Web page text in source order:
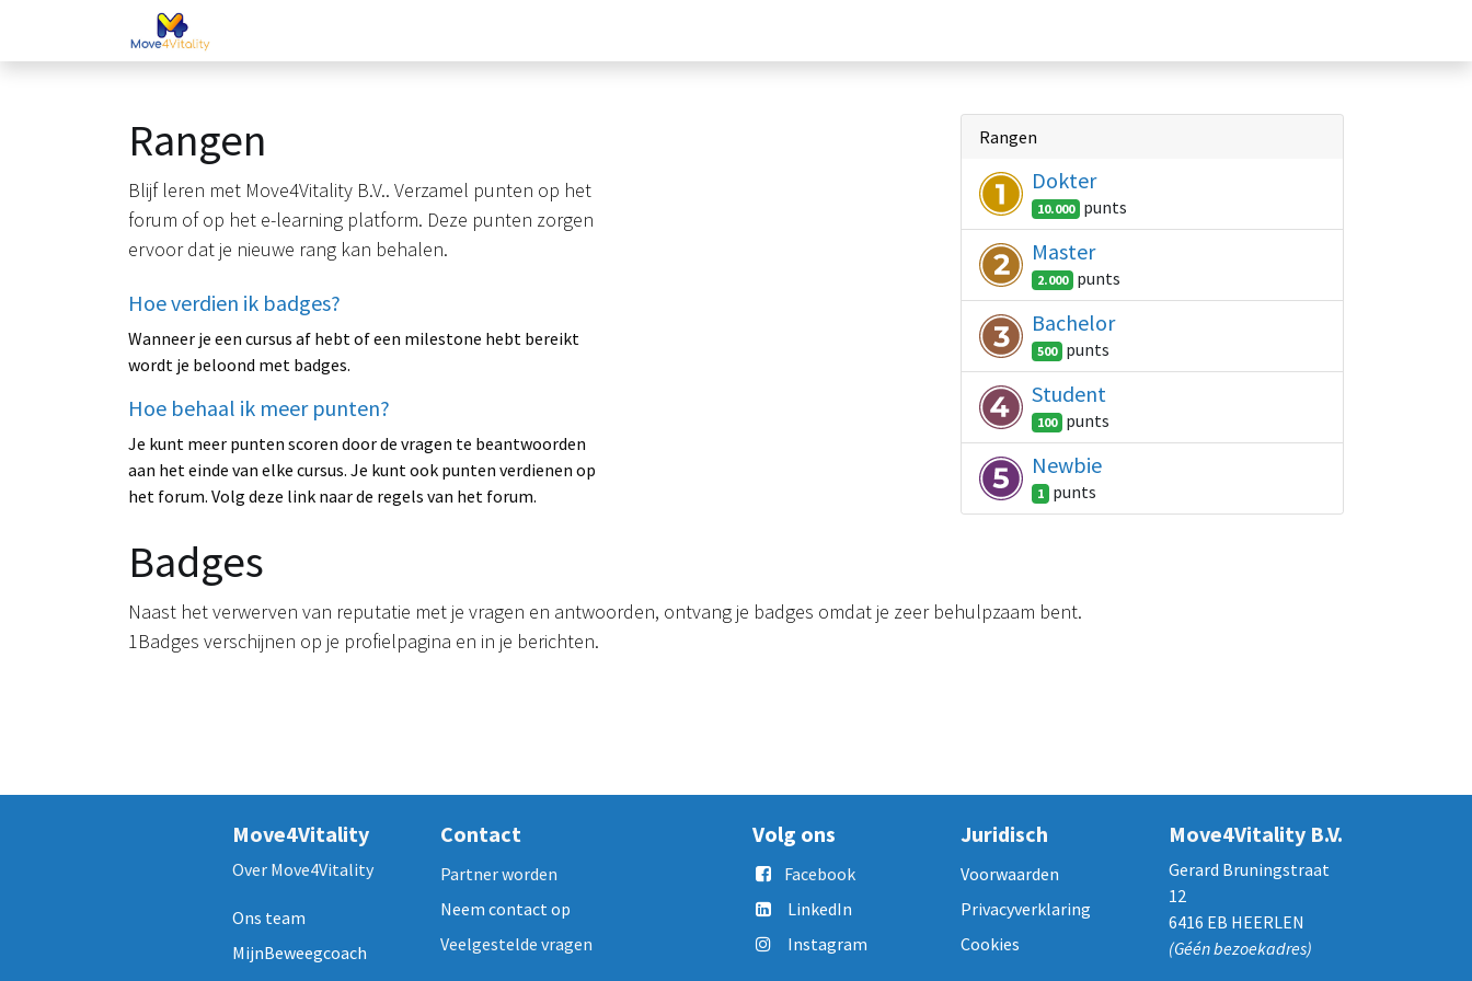
Rangen
Blijf leren met Move4Vitality B.V.. Verzamel punten op het
forum of op het e-learning platform. Deze punten zorgen
ervoor dat je nieuwe rang kan behalen.
Hoe verdien ik badges?
Wanneer je een cursus af hebt of een milestone hebt bereikt
wordt je beloond met badges.
Hoe behaal ik meer punten?
Je kunt meer punten scoren door de vragen te beantwoorden
aan het einde van elke cursus. Je kunt ook punten verdienen op
het forum. Volg deze link naar de regels van het forum.
Rangen
Dokter
10.000 punts
Master
2.000 punts
Bachelor
500 punts
Student
100 punts
Newbie
1 punts
Badges
Naast het verwerven van reputatie met je vragen en antwoorden, ontvang je badges omdat je zeer behulpzaam bent.
1Badges verschijnen op je profielpagina en in je berichten.
Move4Vitality
Over Move4Vitality
Ons team
MijnBeweegcoach
Contact
Partner worden
Neem contact op
Veelgestelde vragen
Volg ons
Facebook
LinkedIn
Instagram
Juridisch
Voorwaarden
Privacyverklaring
Cookies
Move4Vitality B.V.
Gerard Bruningstraat
12
6416 EB HEERLEN
(Géén bezoekadres)